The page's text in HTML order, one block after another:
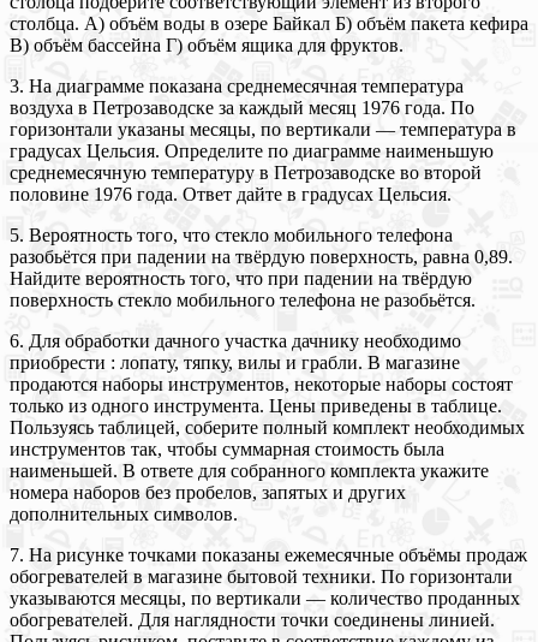
столбца. А) объём воды в озере Байкал Б) объём пакета кефира
В) объём бассейна Г) объём ящика для фруктов.
3. На диаграмме показана среднемесячная температура
воздуха в Петрозаводске за каждый месяц 1976 года. По
горизонтали указаны месяцы, по вертикали — температура в
градусах Цельсия. Определите по диаграмме наименьшую
среднемесячную температуру в Петрозаводске во второй
половине 1976 года. Ответ дайте в градусах Цельсия.
5. Вероятность того, что стекло мобильного телефона
разобьётся при падении на твёрдую поверхность, равна 0,89.
Найдите вероятность того, что при падении на твёрдую
поверхность стекло мобильного телефона не разобьётся.
6. Для обработки дачного участка дачнику необходимо
приобрести : лопату, тяпку, вилы и грабли. В магазине
продаются наборы инструментов, некоторые наборы состоят
только из одного инструмента. Цены приведены в таблице.
Пользуясь таблицей, соберите полный комплект необходимых
инструментов так, чтобы суммарная стоимость была
наименьшей. В ответе для собранного комплекта укажите
номера наборов без пробелов, запятых и других
дополнительных символов.
7. На рисунке точками показаны ежемесячные объёмы продаж
обогревателей в магазине бытовой техники. По горизонтали
указываются месяцы, по вертикали — количество проданных
обогревателей. Для наглядности точки соединены линией.